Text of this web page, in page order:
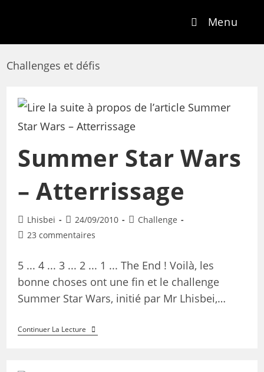
Menu
Challenges et défis
Summer Star Wars
– Atterrissage
Lhisbei 24/09/2010
Challenge
23 commentaires
5 ... 4 ... 3 ... 2 ... 1 ... The End ! Voilà, les
bonne choses ont une fin et le challenge
Summer Star Wars, initié par Mr Lhisbei,…
Continuer La Lecture